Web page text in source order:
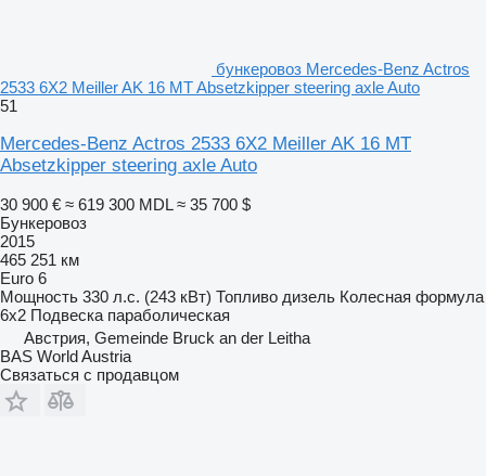
бункеровоз Mercedes-Benz Actros
2533 6X2 Meiller AK 16 MT Absetzkipper steering axle Auto
51
Mercedes-Benz Actros 2533 6X2 Meiller AK 16 MT
Absetzkipper steering axle Auto
30 900 € ≈ 619 300 MDL ≈ 35 700 $
Бункеровоз
2015
465 251 км
Euro 6
Мощность 330 л.с. (243 кВт) Топливо дизель Колесная формула
6x2 Подвеска параболическая
Австрия, Gemeinde Bruck an der Leitha
BAS World Austria
Связаться с продавцом